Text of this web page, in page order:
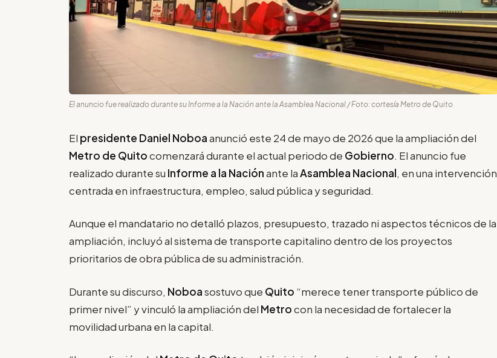
El anuncio fue realizado durante su Informe a la Nación ante la Asamblea Nacional / Foto: cortesía Metro de Quito
El presidente Daniel Noboaanunció este 24 de mayo de 2026 que la ampliación del
Metro de Quitocomenzará durante el actual periodo de Gobierno. El anuncio fue
realizado durante su Informe a la Naciónante laAsamblea Nacional, en una intervención
centrada en infraestructura, empleo, salud pública y seguridad.
Aunque el mandatario no detalló plazos, presupuesto, trazado ni aspectos técnicos de la
ampliación, incluyó al sistema de transporte capitalino dentro de los proyectos
prioritarios de obra pública de su administración.
Durante su discurso, Noboasostuvo que Quito “merece tener transporte público de
primer nivel” y vinculó la ampliación del Metrocon la necesidad de fortalecer la
movilidad urbana en la capital.